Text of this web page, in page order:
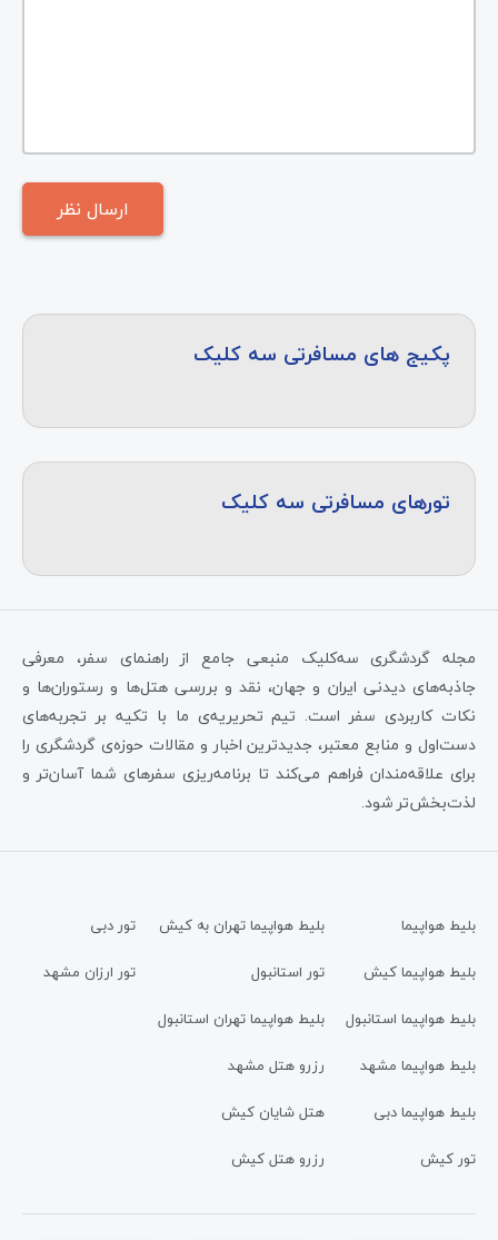
پکیج های مسافرتی سه کلیک
تورهای مسافرتی سه کلیک
مجله گردشگری سه‌کلیک منبعی جامع از راهنمای سفر، معرفی
جاذبه‌های دیدنی ایران و جهان، نقد و بررسی هتل‌ها و رستوران‌ها و
نکات کاربردی سفر است. تیم تحریریه‌ی ما با تکیه بر تجربه‌های
دست‌اول و منابع معتبر، جدیدترین اخبار و مقالات حوزه‌ی گردشگری را
برای علاقه‌مندان فراهم می‌کند تا برنامه‌ریزی سفرهای شما آسان‌تر و
لذت‌بخش‌تر شود.
بلیط هواپیما
بلیط هواپیما کیش
بلیط هواپیما استانبول
بلیط هواپیما مشهد
بلیط هواپیما دبی
تور کیش
بلیط هواپیما تهران به کیش
تور استانبول
بلیط هواپیما تهران استانبول
رزرو هتل مشهد
هتل شایان کیش
رزرو هتل کیش
تور دبی
تور ارزان مشهد